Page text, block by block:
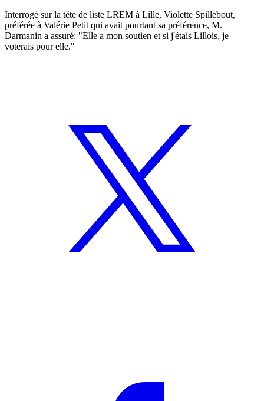
Interrogé sur la tête de liste LREM à Lille, Violette Spillebout,
préférée à Valérie Petit qui avait pourtant sa préférence, M.
Darmanin a assuré: "Elle a mon soutien et si j'étais Lillois, je
voterais pour elle."